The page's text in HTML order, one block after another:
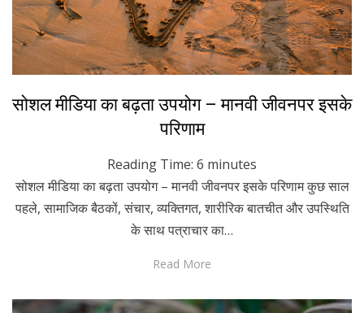
Posted
December 5, 2022
Hindi
सोशल मीडिया का बढ़ता उपयोग – मानवी जीवनपर इसके
परिणाम
Reading Time: 6 minutes
सोशल मीडिया का बढ़ता उपयोग – मानवी जीवनपर इसके परिणाम कुछ साल
पहले, सामाजिक बैठकों, संचार, व्यक्तिगत, शारीरिक बातचीत और उपस्थिति
के साथ पत्राचार का…
Read More